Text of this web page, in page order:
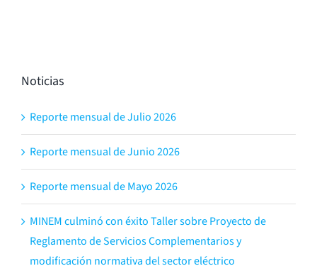
Noticias
Reporte mensual de Julio 2026
Reporte mensual de Junio 2026
Reporte mensual de Mayo 2026
MINEM culminó con éxito Taller sobre Proyecto de
Reglamento de Servicios Complementarios y
modificación normativa del sector eléctrico